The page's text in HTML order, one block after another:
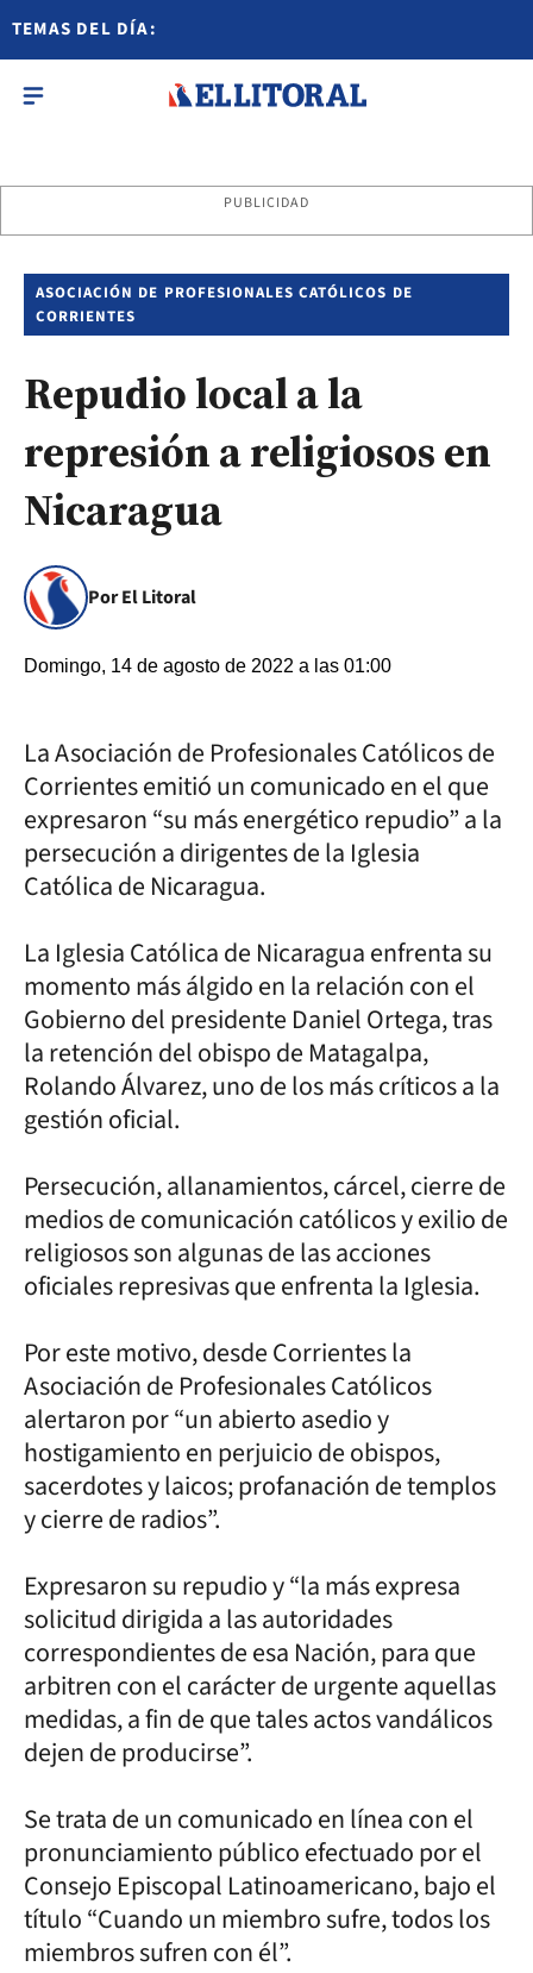
TEMAS DEL DÍA:
PUBLICIDAD
ASOCIACIÓN DE PROFESIONALES CATÓLICOS DE
CORRIENTES
Repudio local a la
represión a religiosos en
Nicaragua
Por El Litoral
Domingo, 14 de agosto de 2022 a las 01:00
La Asociación de Profesionales Católicos de
Corrientes emitió un comunicado en el que
expresaron “su más energético repudio” a la
persecución a dirigentes de la Iglesia
Católica de Nicaragua.
La Iglesia Católica de Nicaragua enfrenta su
momento más álgido en la relación con el
Gobierno del presidente Daniel Ortega, tras
la retención del obispo de Matagalpa,
Rolando Álvarez, uno de los más críticos a la
gestión oficial.
Persecución, allanamientos, cárcel, cierre de
medios de comunicación católicos y exilio de
religiosos son algunas de las acciones
oficiales represivas que enfrenta la Iglesia.
Por este motivo, desde Corrientes la
Asociación de Profesionales Católicos
alertaron por “un abierto asedio y
hostigamiento en perjuicio de obispos,
sacerdotes y laicos; profanación de templos
y cierre de radios”.
Expresaron su repudio y “la más expresa
solicitud dirigida a las autoridades
correspondientes de esa Nación, para que
arbitren con el carácter de urgente aquellas
medidas, a fin de que tales actos vandálicos
dejen de producirse”.
Se trata de un comunicado en línea con el
pronunciamiento público efectuado por el
Consejo Episcopal Latinoamericano, bajo el
título “Cuando un miembro sufre, todos los
miembros sufren con él”.